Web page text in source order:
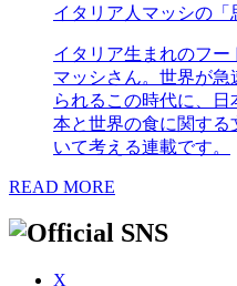
イタリア人マッシの「
イタリア生まれのフー
マッシさん。世界が
られるこの時代に、日
本と世界の食に関する
いて考える連載です。
READ MORE
X